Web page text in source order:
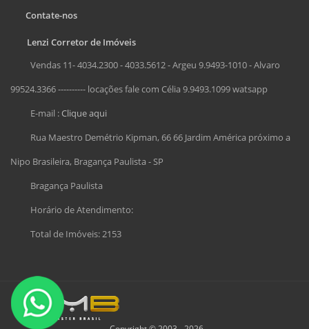
Contate-nos
Lenzi Corretor de Imóveis
Vendas 11- 4034.2300 - 4033.5612 - Argeu 9.9493-1010 - Alvaro
99524.3366 ---------- locações fale com Célia 9.9493.1099 watsapp
E-mail :Clique aqui
Rua Maestro Demétrio Kipman, 66 66 Jardim América próximo a
Nipo Brasileira, Bragança Paulista - SP
Bragança Paulista
Horário de Atendimento:
Total de Imóveis: 2153